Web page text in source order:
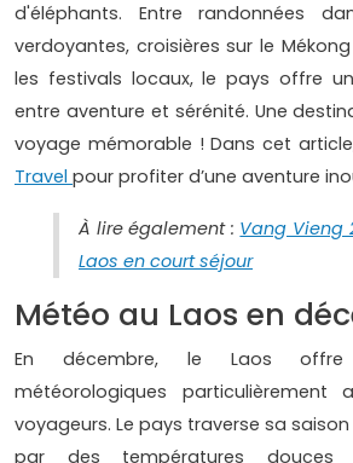
d'éléphants. Entre randonnées
verdoyantes, croisières sur le
les festivals locaux, le pays offre
entre aventure et sérénité. Une
voyage mémorable ! Dans cet
Travel pour profiter d’une aventure
À lire également : Vang Vieng
Laos en court séjour
Météo au Laos en
En décembre, le Laos offre
météorologiques particulièrement
voyageurs. Le pays traverse sa
par des températures